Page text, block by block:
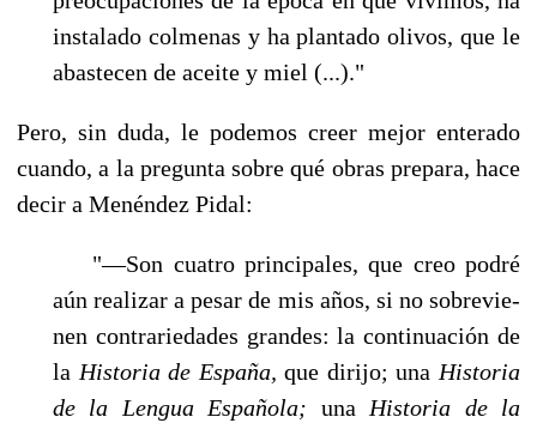
instala­do colmenas y ha plantado olivos, que le
abastecen de aceite y miel (...)."
Pero, sin duda, le podemos creer mejor enterado
cuando, a la pregunta sobre qué obras prepa­ra, hace
decir a Menéndez Pidal:
"—Son cuatro principales, que creo podré
aún realizar a pesar de mis años, si no sobrevie­
nen contrariedades grandes: la continuación de
la Historia de España,que dirijo; una Histo­ria
de la Lengua Española; una Historia de la